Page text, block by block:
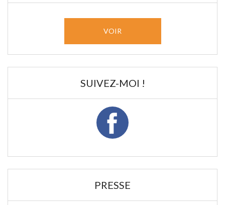
VOIR
SUIVEZ-MOI !
PRESSE